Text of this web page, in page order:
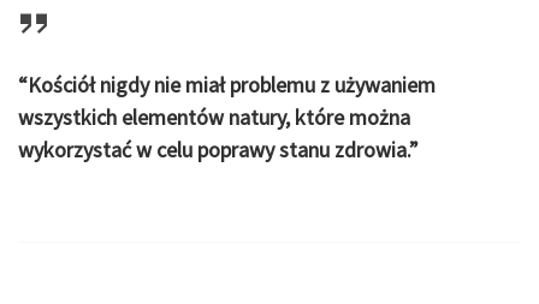
“Kościół nigdy nie miał problemu z używaniem
wszystkich elementów natury, które można
wykorzystać w celu poprawy stanu zdrowia.”